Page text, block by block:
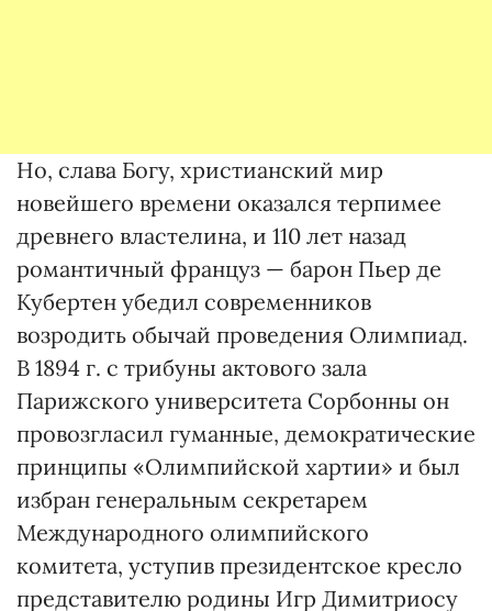
Но, слава Богу, христианский мир
новейшего времени оказался терпимее
древнего властелина, и 110 лет назад
романтичный француз — барон Пьер де
Кубертен убедил современников
возродить обычай проведения Олимпиад.
В 1894 г. с трибуны актового зала
Парижского университета Сорбонны он
провозгласил гуманные, демократические
принципы «Олимпийской хартии» и был
избран генеральным секретарем
Международного олимпийского
комитета, уступив президентское кресло
представителю родины Игр Димитриосу